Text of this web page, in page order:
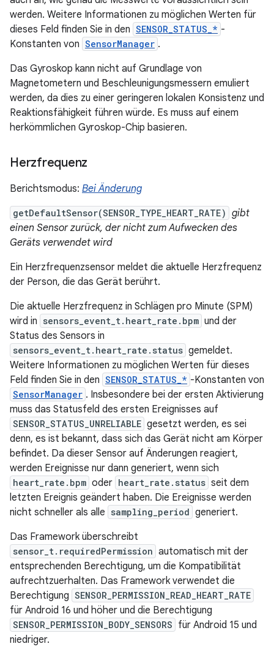
werden. Weitere Informationen zu möglichen Werten für
dieses Feld finden Sie in den SENSOR_STATUS_* -
Konstanten von SensorManager .
Das Gyroskop kann nicht auf Grundlage von
Magnetometern und Beschleunigungsmessern emuliert
werden, da dies zu einer geringeren lokalen Konsistenz und
Reaktionsfähigkeit führen würde. Es muss auf einem
herkömmlichen Gyroskop-Chip basieren.
Herzfrequenz
Berichtsmodus: Bei Änderung
getDefaultSensor(SENSOR_TYPE_HEART_RATE) gibt
einen Sensor zurück, der nicht zum Aufwecken des
Geräts verwendet wird
Ein Herzfrequenzsensor meldet die aktuelle Herzfrequenz
der Person, die das Gerät berührt.
Die aktuelle Herzfrequenz in Schlägen pro Minute (SPM)
wird in sensors_event_t.heart_rate.bpm und der
Status des Sensors in
sensors_event_t.heart_rate.status gemeldet.
Weitere Informationen zu möglichen Werten für dieses
Feld finden Sie in den SENSOR_STATUS_* -Konstanten von
SensorManager . Insbesondere bei der ersten Aktivierung
muss das Statusfeld des ersten Ereignisses auf
SENSOR_STATUS_UNRELIABLE gesetzt werden, es sei
denn, es ist bekannt, dass sich das Gerät nicht am Körper
befindet. Da dieser Sensor auf Änderungen reagiert,
werden Ereignisse nur dann generiert, wenn sich
heart_rate.bpm oder heart_rate.status seit dem
letzten Ereignis geändert haben. Die Ereignisse werden
nicht schneller als alle sampling_period generiert.
Das Framework überschreibt
sensor_t.requiredPermission automatisch mit der
entsprechenden Berechtigung, um die Kompatibilität
aufrechtzuerhalten. Das Framework verwendet die
Berechtigung SENSOR_PERMISSION_READ_HEART_RATE
für Android 16 und höher und die Berechtigung
SENSOR_PERMISSION_BODY_SENSORS für Android 15 und
niedriger.